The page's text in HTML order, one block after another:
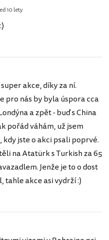
10 lety
akce, díky za ní.
pro nás by byla úspora cca
a zpět - buď s China
pořád váhám, už jsem
jste o akci psali poprvé.
na Atatürk s Turkish za 65
Jenže je to o dost
tahle akce asi vydrží :)